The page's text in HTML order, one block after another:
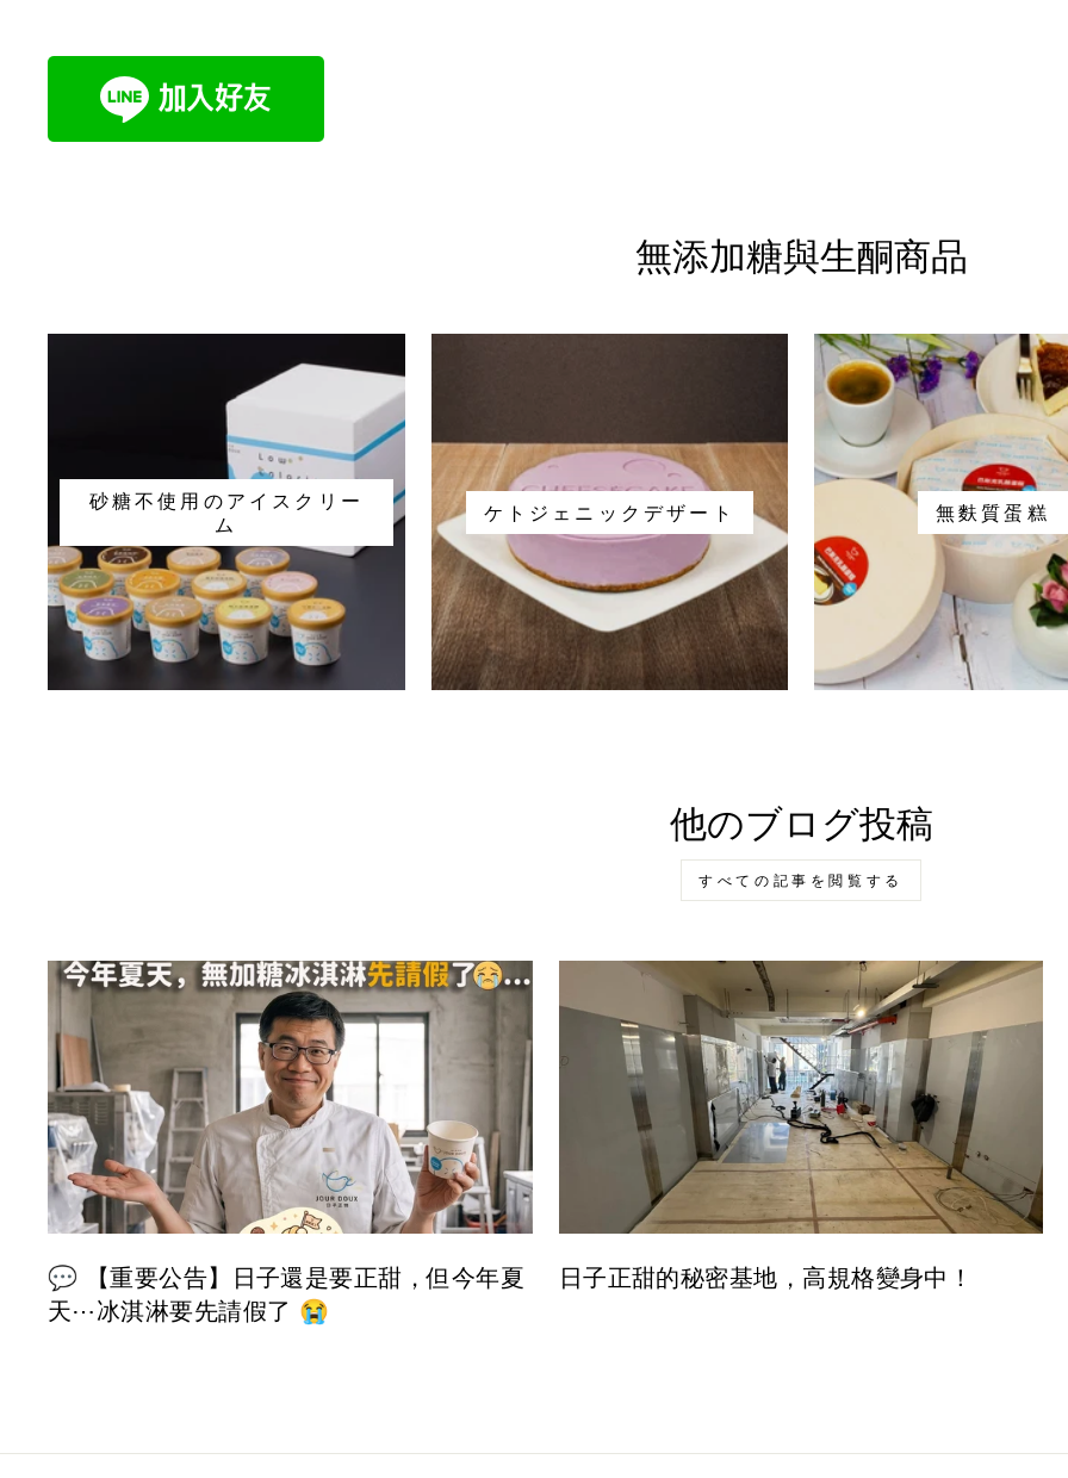
無添加糖與生酮商品
砂糖不使用のアイスクリー
ム
ケトジェニックデザート 無麩質蛋糕
他のブログ投稿
すべての記事を閲覧する
💬 【重要公告】日子還是要正甜，但今年夏
天⋯冰淇淋要先請假了 😭
日子正甜的秘密基地，高規格變身中！